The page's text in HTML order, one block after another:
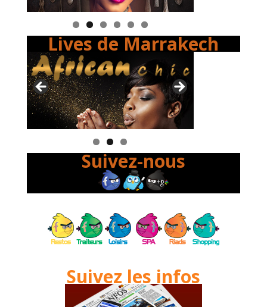
Lives de Marrakech
Suivez-nous
Suivez les infos